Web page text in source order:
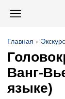
Главная
Ванг-
языке)